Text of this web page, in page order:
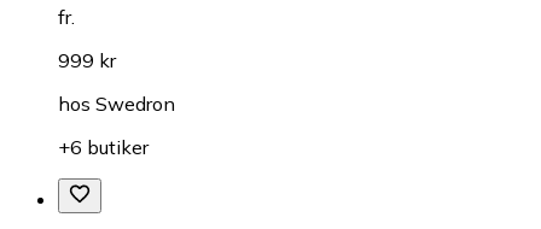
fr.
999 kr
hos Swedron
+6 butiker